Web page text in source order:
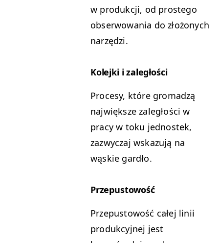
w produkcji, od prostego
obserwowania do złożonych
narzędzi.
Kolejki i zaległości
Procesy, które gromadzą
największe zaległości w
pracy w toku jednostek,
zazwyczaj wskazują na
wąskie gardło.
Przepustowość
Przepustowość całej linii
produkcyjnej jest